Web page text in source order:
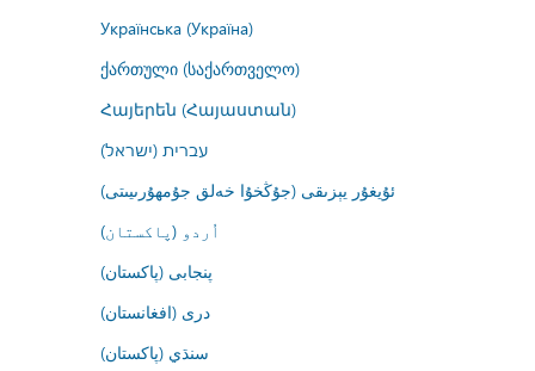
Українська (Україна)
ქართული (საქართველო)
Հայերեն (Հայաստան)
עברית (ישראל)
ئۇيغۇر يېزىقى (جۇڭخۇا خەلق جۇمھۇرىيىتى)
اُردو (پاکستان)
پنجابی (پاکستان)
درى (افغانستان)
سنڌي (پاکستان)